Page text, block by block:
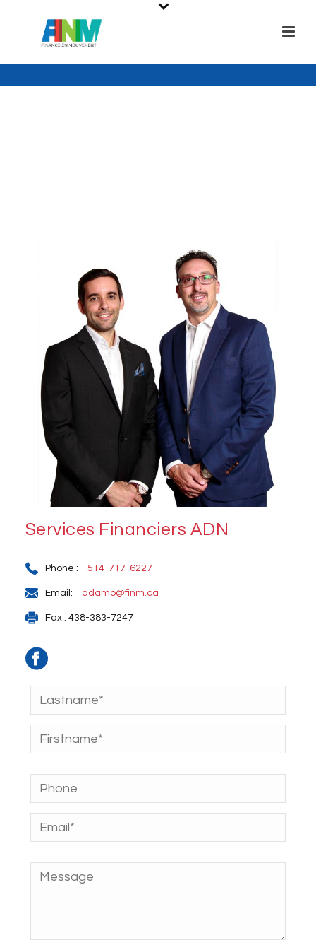
Services Financiers ADN
Phone : 514-717-6227
Email: adamo@finm.ca
Fax : 438-383-7247